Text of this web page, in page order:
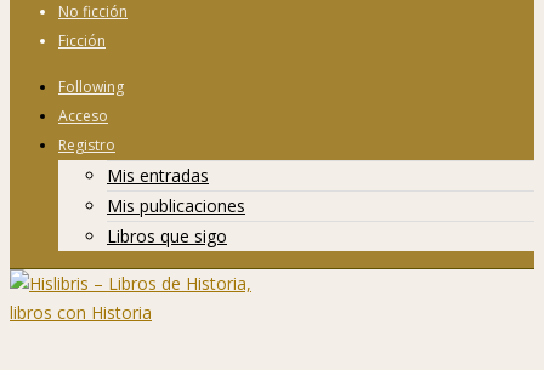
No ficción
Ficción
Following
Acceso
Registro
Mis entradas
Mis publicaciones
Libros que sigo